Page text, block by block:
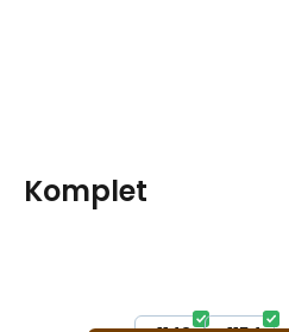
Komplet
Kód:A29430
EAN:F 1148-1155
Skladem 6 ks